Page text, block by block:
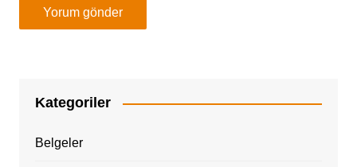
Kategoriler
Belgeler